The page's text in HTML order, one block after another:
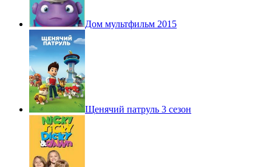
Дом мультфильм 2015
Щенячий патруль 3 сезон